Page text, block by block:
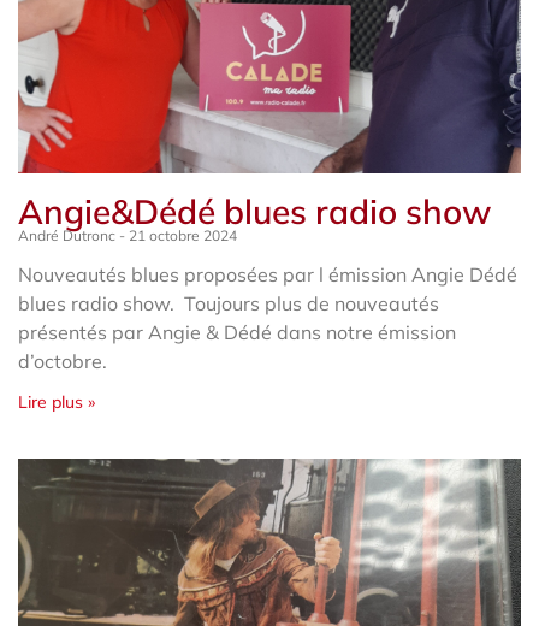
Angie&Dédé blues radio show
André Dutronc 21 octobre 2024
Nouveautés blues proposées par l émission Angie Dédé
blues radio show. Toujours plus de nouveautés
présentés par Angie & Dédé dans notre émission
d’octobre.
Lire plus »